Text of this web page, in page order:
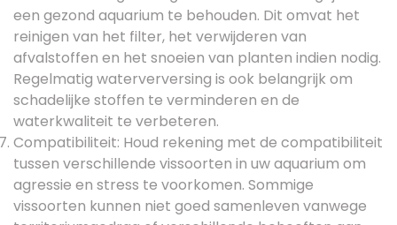
een gezond aquarium te behouden. Dit omvat het
reinigen van het filter, het verwijderen van
afvalstoffen en het snoeien van planten indien nodig.
Regelmatig waterverversing is ook belangrijk om
schadelijke stoffen te verminderen en de
waterkwaliteit te verbeteren.
Compatibiliteit: Houd rekening met de compatibiliteit
tussen verschillende vissoorten in uw aquarium om
agressie en stress te voorkomen. Sommige
vissoorten kunnen niet goed samenleven vanwege